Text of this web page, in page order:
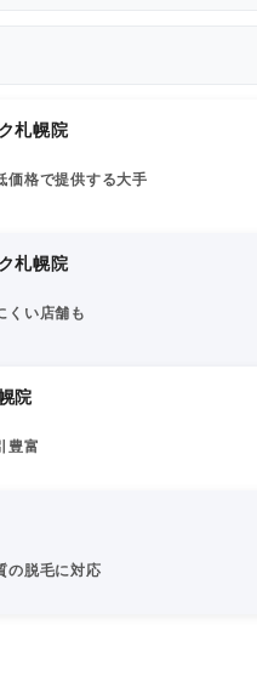
札幌院
価格で提供する大手
札幌院
くい店舗も
院
豊富
の脱毛に対応